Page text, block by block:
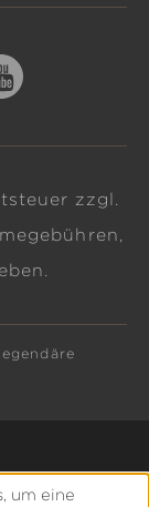
zzgl.
um eine